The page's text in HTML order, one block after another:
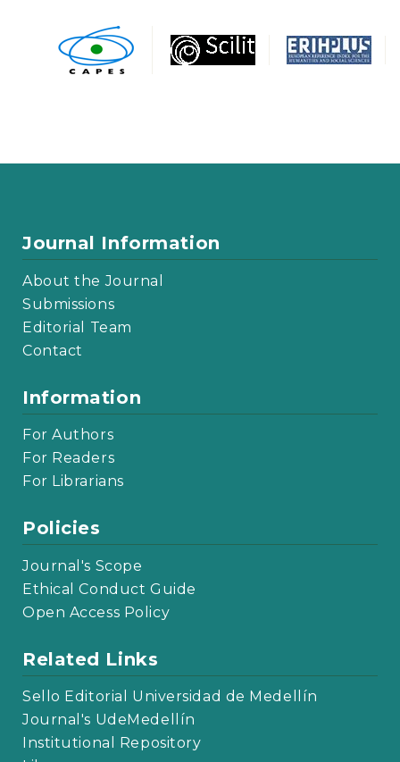
Journal Information
About the Journal
Submissions
Editorial Team
Contact
Information
For Authors
For Readers
For Librarians
Policies
Journal's Scope
Ethical Conduct Guide
Open Access Policy
Related Links
Sello Editorial Universidad de Medellín
Journal's UdeMedellín
Institutional Repository